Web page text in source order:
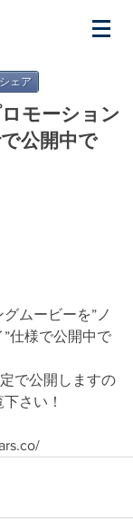
シェア
モーション
公開中で
ムービーを”ノ
仕様で公開中で
で公開しますの
さい！